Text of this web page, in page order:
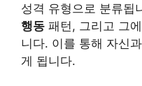
성격 유형으로 분류됩
행동 패턴, 그리고 그
니다. 이를 통해 자신
게 됩니다.